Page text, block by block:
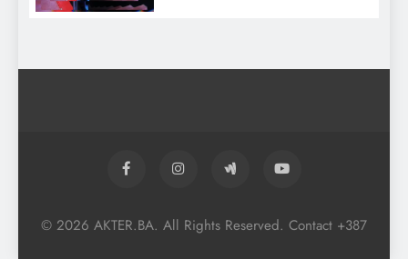
© 2026 AKTER.BA. All Rights Reserved. Contact +387